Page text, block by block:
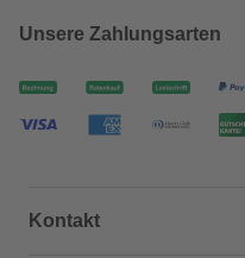
Unsere Zahlungsarten
Kontakt